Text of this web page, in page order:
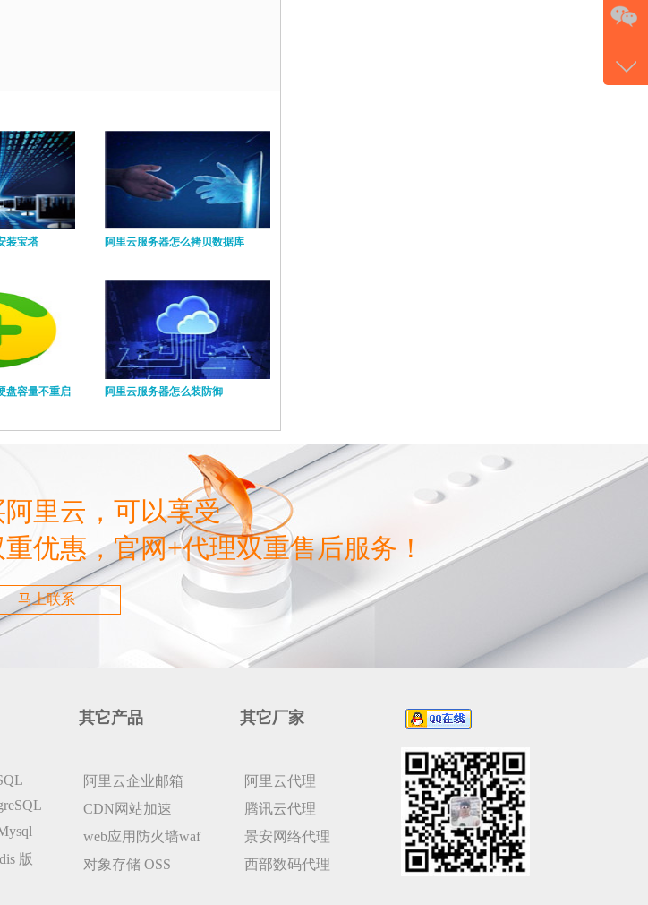
装宝塔 阿里云服务器怎么拷贝数据库
盘容量不重启 阿里云服务器怎么装防御
里云，可以享受
优惠，官网+代理双重售后服务！
马上联系
版
其它产品
阿里云企业邮箱
CDN网站加速
web应用防火墙waf
对象存储 OSS
其它厂家
阿里云代理
腾讯云代理
景安网络代理
西部数码代理
177-